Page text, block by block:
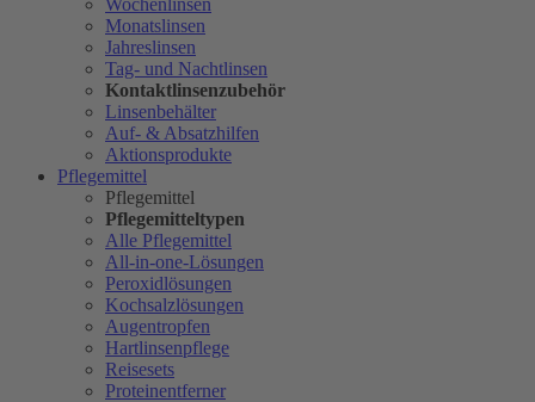
Monatslinsen
Jahreslinsen
Tag- und Nachtlinsen
Kontaktlinsenzubehör
Linsenbehälter
Auf- & Absatzhilfen
Aktionsprodukte
Pflegemittel
Pflegemittel
Pflegemitteltypen
Alle Pflegemittel
All-in-one-Lösungen
Peroxidlösungen
Kochsalzlösungen
Augentropfen
Hartlinsenpflege
Reisesets
Proteinentferner